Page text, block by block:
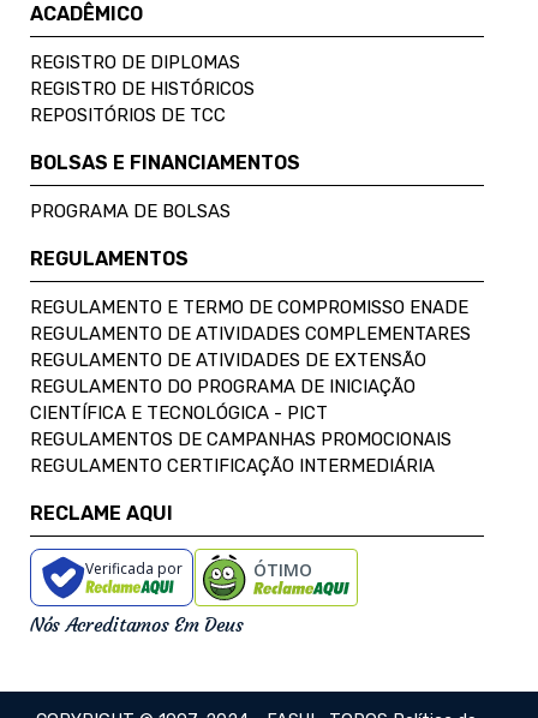
ACADÊMICO
REGISTRO DE DIPLOMAS
REGISTRO DE HISTÓRICOS
REPOSITÓRIOS DE TCC
BOLSAS E FINANCIAMENTOS
PROGRAMA DE BOLSAS
REGULAMENTOS
REGULAMENTO E TERMO DE COMPROMISSO ENADE
REGULAMENTO DE ATIVIDADES COMPLEMENTARES
REGULAMENTO DE ATIVIDADES DE EXTENSÃO
REGULAMENTO DO PROGRAMA DE INICIAÇÃO
CIENTÍFICA E TECNOLÓGICA - PICT
REGULAMENTOS DE CAMPANHAS PROMOCIONAIS
REGULAMENTO CERTIFICAÇÃO INTERMEDIÁRIA
RECLAME AQUI
Verificada por ÓTIMO
Nós Acreditamos Em Deus